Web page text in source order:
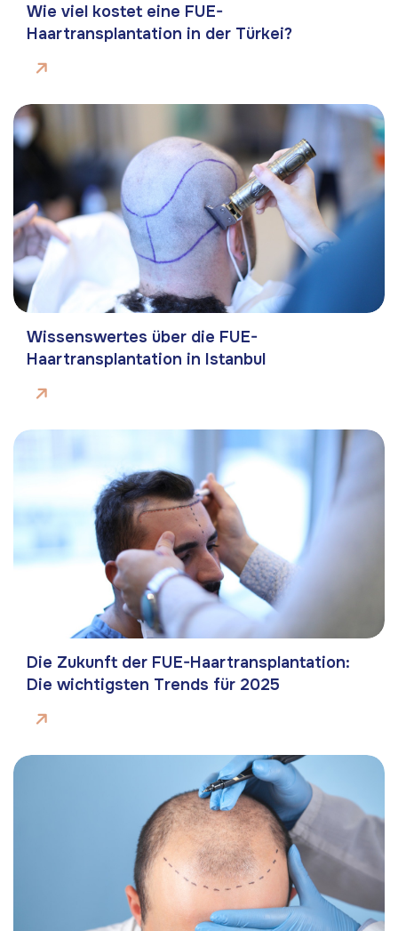
Wie viel kostet eine FUE-
Haartransplantation in der Türkei?
Wissenswertes über die FUE-
Haartransplantation in Istanbul
Die Zukunft der FUE-Haartransplantation:
Die wichtigsten Trends für 2025